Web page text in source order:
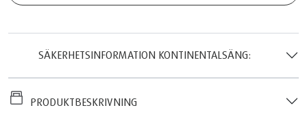
SÄKERHETSINFORMATION KONTINENTALSÄNG:
PRODUKTBESKRIVNING